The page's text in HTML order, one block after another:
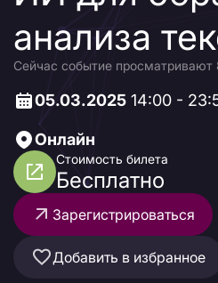
анализа
данных в
Naumen
Search:
архитектура
Сейчас событие просматривают
05.03.2025 14:00 -
Онлайн
Стоимость билета
Бесплатно
Зарегистрироваться
Добавить в избранное